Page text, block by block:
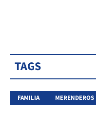
TAGS
FAMILIA MERENDEROS